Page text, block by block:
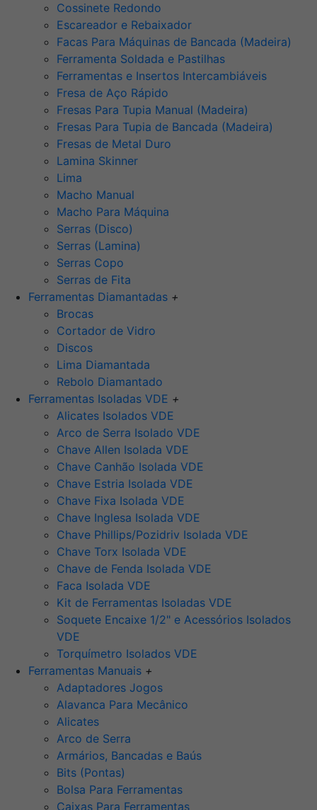
Cossinete Redondo
Escareador e Rebaixador
Facas Para Máquinas de Bancada (Madeira)
Ferramenta Soldada e Pastilhas
Ferramentas e Insertos Intercambiáveis
Fresa de Aço Rápido
Fresas Para Tupia Manual (Madeira)
Fresas Para Tupia de Bancada (Madeira)
Fresas de Metal Duro
Lamina Skinner
Lima
Macho Manual
Macho Para Máquina
Serras (Disco)
Serras (Lamina)
Serras Copo
Serras de Fita
Ferramentas Diamantadas +
Brocas
Cortador de Vidro
Discos
Lima Diamantada
Rebolo Diamantado
Ferramentas Isoladas VDE +
Alicates Isolados VDE
Arco de Serra Isolado VDE
Chave Allen Isolada VDE
Chave Canhão Isolada VDE
Chave Estria Isolada VDE
Chave Fixa Isolada VDE
Chave Inglesa Isolada VDE
Chave Phillips/Pozidriv Isolada VDE
Chave Torx Isolada VDE
Chave de Fenda Isolada VDE
Faca Isolada VDE
Kit de Ferramentas Isoladas VDE
Soquete Encaixe 1/2" e Acessórios Isolados
VDE
Torquímetro Isolados VDE
Ferramentas Manuais +
Adaptadores Jogos
Alavanca Para Mecânico
Alicates
Arco de Serra
Armários, Bancadas e Baús
Bits (Pontas)
Bolsa Para Ferramentas
Caixas Para Ferramentas